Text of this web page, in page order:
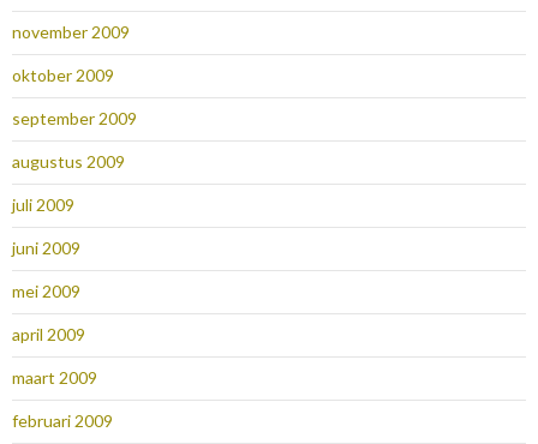
november 2009
oktober 2009
september 2009
augustus 2009
juli 2009
juni 2009
mei 2009
april 2009
maart 2009
februari 2009